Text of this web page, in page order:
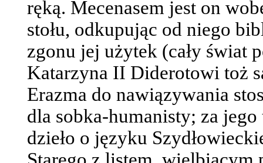
ręką. Mecenasem jest on
stołu, odkupując od niego
zgonu jej użytek (cały świat
Katarzyna II Diderotowi toż
Erazma do nawiązywania
dla sobka-humanisty; za
dzieło o języku